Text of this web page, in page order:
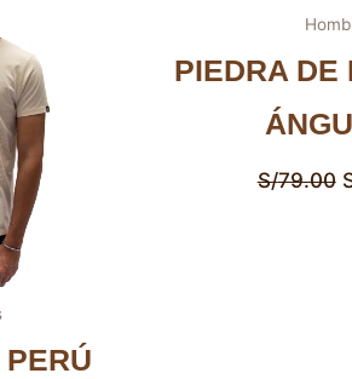
PIEDRA DE
S/79.00